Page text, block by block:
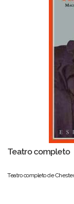
Teatro completo
Teatro completo de